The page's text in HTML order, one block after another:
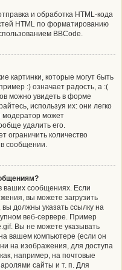
и обработка HTML-кода
HTML по форматированию
BBCode.
картинки, которые могут быть
:) означает радость, а :(
можно увидеть в форме
используя их: они легко
модератор может
удалить его.
ограничить количество
в сообщении.
ваших сообщениях. Если
вы можете загрузить
должны указать ссылку на
веб-сервере. Пример
Вы не можете указывать
вашем компьютере (если он
на изображения, для доступа
например, на почтовые
сайты и т. п. Для